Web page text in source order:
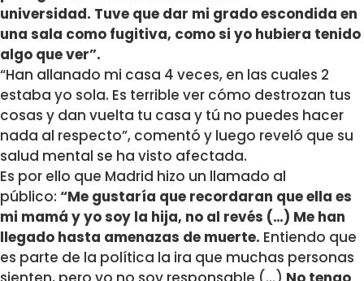
universidad. Tuve que dar mi grado escondida en
una sala como fugitiva, como si yo hubiera tenido
algo que ver”.
“Han allanado mi casa 4 veces, en las cuales 2
estaba yo sola. Es terrible ver cómo destrozan tus
cosas y dan vuelta tu casa y tú no puedes hacer
nada al respecto”, comentó y luego reveló que su
salud mental se ha visto afectada.
Es por ello que Madrid hizo un llamado al
público: “Me gustaría que recordaran que ella es
mi mamá y yo soy la hija, no al revés (…) Me han
llegado hasta amenazas de muerte. Entiendo que
es parte de la política la ira que muchas personas